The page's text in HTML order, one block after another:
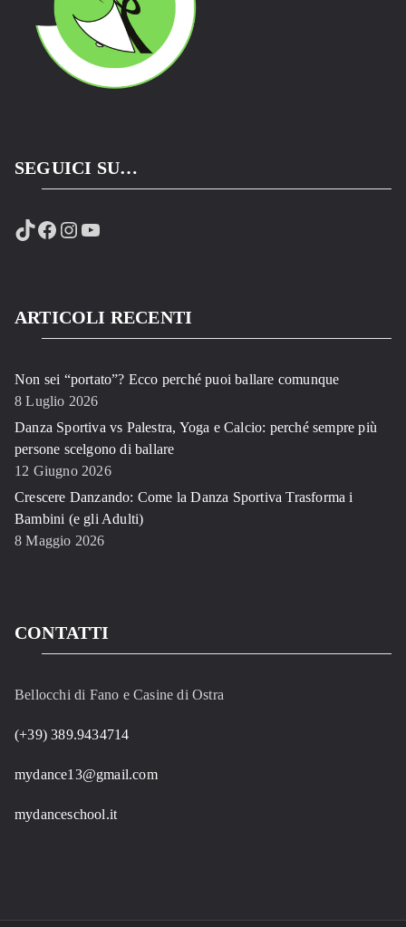
SEGUICI SU…
TikTok
Facebook
Instagram
YouTube
ARTICOLI RECENTI
Non sei “portato”? Ecco perché puoi ballare comunque
8 Luglio 2026
Danza Sportiva vs Palestra, Yoga e Calcio: perché sempre più
persone scelgono di ballare
12 Giugno 2026
Crescere Danzando: Come la Danza Sportiva Trasforma i
Bambini (e gli Adulti)
8 Maggio 2026
CONTATTI
Bellocchi di Fano e Casine di Ostra
(+39) 389.9434714
mydance13@gmail.com
mydanceschool.it